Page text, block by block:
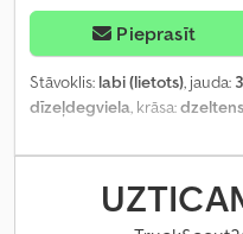
Pieprasīt
Stāvoklis: labi (lietots), jauda:
dīzeļdegviela, krāsa:dzeltens